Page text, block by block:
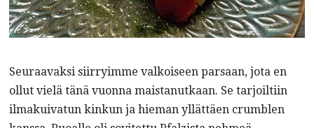
Seuraavaksi siirryimme valkoiseen parsaan, jota en
ollut vielä tänä vuonna maistanutkaan. Se tarjoiltiin
ilmakuivatun kinkun ja hieman yllättäen crumblen